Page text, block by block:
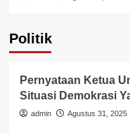
Politik
Pemerintah
Pernyataan Ketua
Situasi Demokrasi
admin Agustus 31, 2025